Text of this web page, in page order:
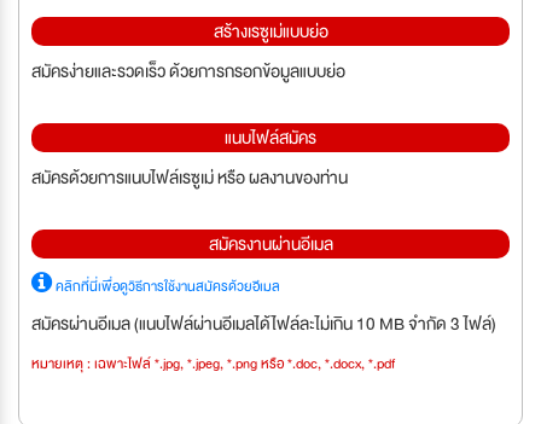
สร้างเรซูเม่แบบย่อ
สมัครง่ายและรวดเร็ว ด้วยการกรอกข้อมูลแบบย่อ
แนบไฟล์สมัคร
สมัครด้วยการแนบไฟล์เรซูเม่ หรือ ผลงานของท่าน
สมัครงานผ่านอีเมล
คลิกที่นี่เพื่อดูวิธีการใช้งานสมัครด้วยอีเมล
สมัครผ่านอีเมล (แนบไฟล์ผ่านอีเมลได้ไฟล์ละไม่เกิน 10 MB จำกัด 3 ไฟล์)
หมายเหตุ : เฉพาะไฟล์ *.jpg, *.jpeg, *.png หรือ *.doc, *.docx, *.pdf